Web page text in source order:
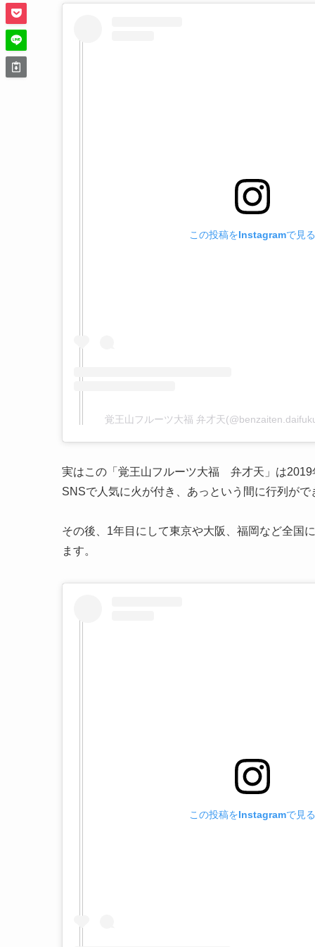
この投稿をInstagramで見る
覚王山フルーツ大福 弁才天
実はこの「覚王山フルーツ大福 弁才天」は2019
SNSで人気に火が付き、あっという間に行列が
その後、1年目にして東京や大阪、福岡など全国
ます。
この投稿をInstagramで見る